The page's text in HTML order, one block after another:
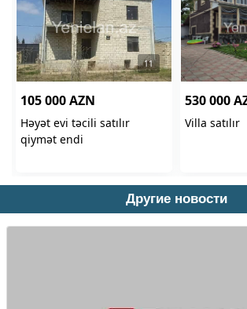
Другие новости